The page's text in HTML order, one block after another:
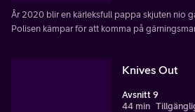
År 2020 blir en kärleksfull pappa skjuten nio
Polisen kämpar för att komma på
Knives Out
Avsnitt 9
44 min